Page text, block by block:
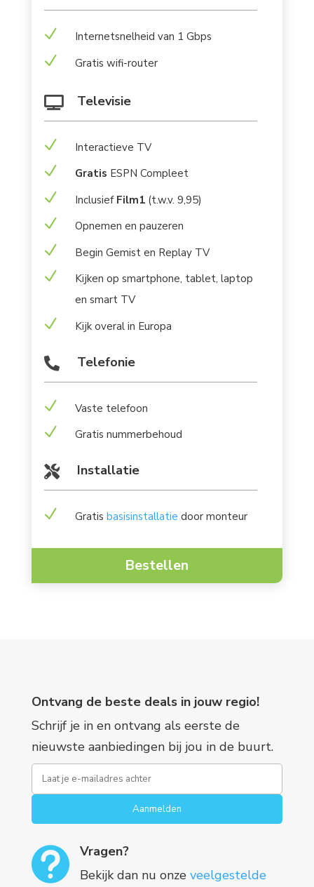
N Internetsnelheid van 1 Gbps
N Gratis wifi-router
 Televisie
N Interactieve TV
N Gratis ESPN Compleet
N InclusiefFilm1 (t.w.v. 9,95)
N Opnemen en pauzeren
N Begin Gemist en Replay TV
N
Kijken op smartphone, tablet, laptop
en smart TV
N Kijk overal in Europa
 Telefonie
N Vaste telefoon
N Gratis nummerbehoud
 Installatie
N Gratisbasisinstallatie door monteur
Bestellen
Ontvang de beste deals in jouw regio!
Schrijf je in en ontvang als eerste de
nieuwste aanbiedingen bij jou in de buurt.
Aanmelden

Vragen?
Bekijk dan nu onze veelgestelde